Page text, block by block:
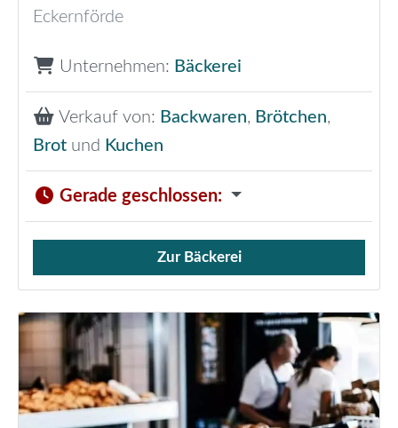
Eckernförde
Unternehmen: Bäckerei
Verkauf von: Backwaren, Brötchen,
Brot und Kuchen
Gerade geschlossen:
Verkauf von Brötchen,
Zur Bäckerei